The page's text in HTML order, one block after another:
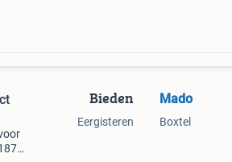
Bieden
Eergisteren
Mado
Boxtel